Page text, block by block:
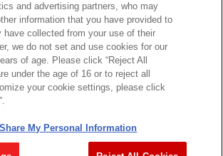
用条件
ソーシャルメディアポリシー
お問い合わせ
コピーライト一覧を表示する
and advertising partners, who may
information that you have provided to
have collected from your use of their
we do not set and use cookies for our
of age. Please click “Reject All
under the age of 16 or to reject all
your cookie settings, please click
My Personal Information